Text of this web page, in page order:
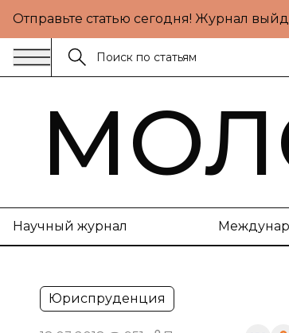
Отправьте статью сегодня! Журнал
Научный журнал
Юриспруденция